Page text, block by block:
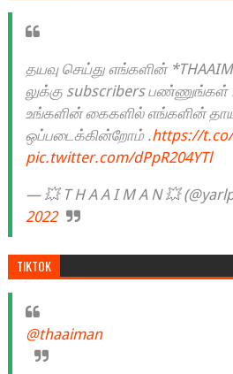
தயவு செய்து எங்களின்
லுக்கு subscribers பண்ணுங்கள்
உங்களின் கைகளில் எங்களின்
ஒப்படைக்கின்றோம் .https://t.co/
pic.twitter.com/dPpR204YTl
— 💥 T H A A I M A N 💥
2022
TIKTOK
@thaaiman